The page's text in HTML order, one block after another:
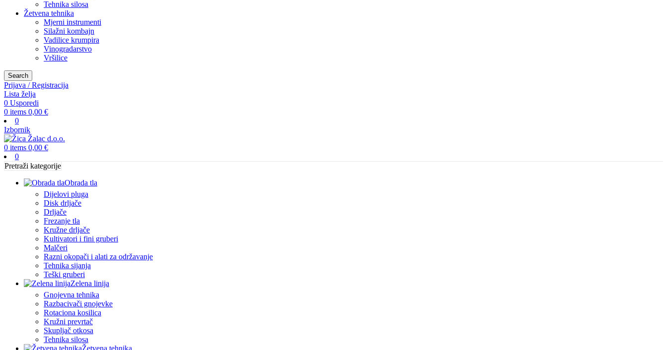
Tehnika silosa
Žetvena tehnika
Mjerni instrumenti
Silažni kombajn
Vadilice krumpira
Vinogradarstvo
Vršilice
Search
Prijava / Registracija
Lista želja
0 Usporedi
0 items 0,00 €
0
Izbornik
0 items 0,00 €
0
Pretraži kategorije
Obrada tla
Dijelovi pluga
Disk drljače
Drljače
Frezanje tla
Kružne drljače
Kultivatori i fini gruberi
Malčeri
Razni okopači i alati za održavanje
Tehnika sijanja
Teški gruberi
Zelena linija
Gnojevna tehnika
Razbacivači gnojevke
Rotaciona kosilica
Kružni prevrtač
Skupljač otkosa
Tehnika silosa
Žetvena tehnika